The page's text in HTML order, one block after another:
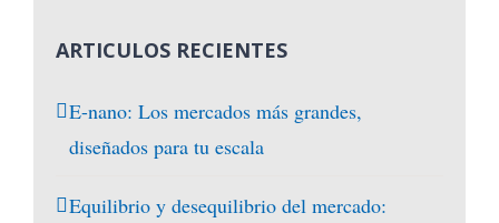
ARTICULOS RECIENTES
E-nano: Los mercados más grandes,
diseñados para tu escala
Equilibrio y desequilibrio del mercado: